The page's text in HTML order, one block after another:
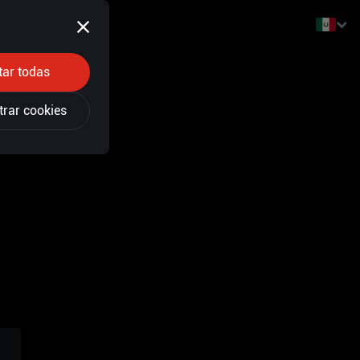
todas
cookies